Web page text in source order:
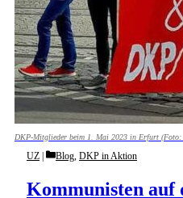
DKP-Mitglieder beim 1. Mai 2023 in Erfurt
Kommunisten auf
UZ Categories
Blog, DKP in Aktion